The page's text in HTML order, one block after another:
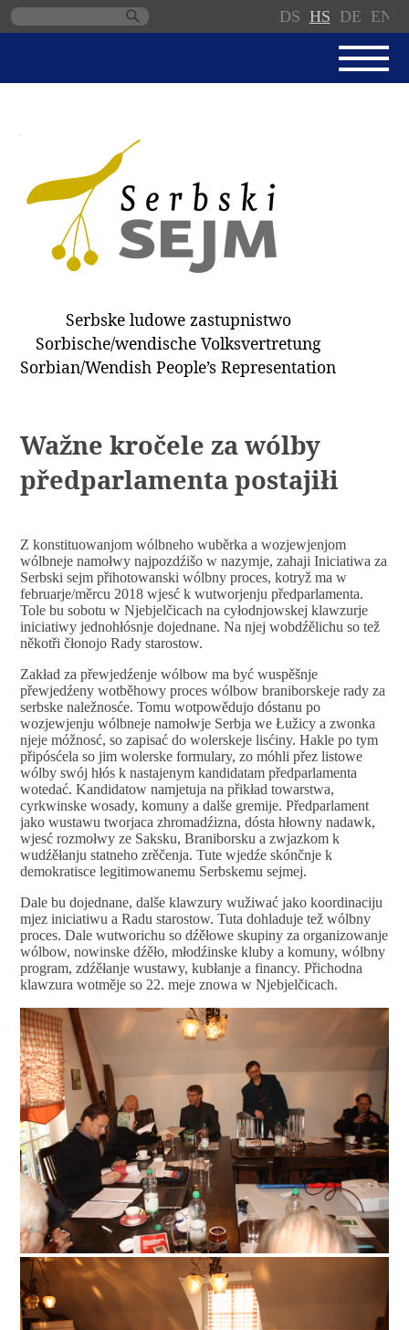
DS HS DE EN
SERBSKI SEJM
JEDNANSKI PORJAD
PROTOKOLE / WOBZAMKNJENJA
DARY
ZAPÓSŁANCY
WUBĚRKI
Serbske ludowe zastupnistwo
Sorbische/wendische Volksvertretung
Sorbian/Wendish People’s Representation
Wažne kročele za wólby
předparlamenta postajiłi
Z konstituowanjom wólbneho wuběrka a wozjewjenjom
wólbneje namołwy najpozdźišo w nazymje, zahaji Iniciatiwa za
Serbski sejm přihotowanski wólbny proces, kotryž ma w
februarje/měrcu 2018 wjesć k wutworjenju předparlamenta.
Tole bu sobotu w Njebjelčicach na cyłodnjowskej klawzurje
iniciatiwy jednohłósnje dojednane. Na njej wobdźělichu so tež
někotři čłonojo Rady starostow.
Zakład za přewjedźenje wólbow ma być wuspěšnje
přewjedźeny wotběhowy proces wólbow braniborskeje rady za
serbske naležnosće. Tomu wotpowědujo dóstanu po
wozjewjenju wólbneje namołwje Serbja we Łužicy a zwonka
njeje móžnosć, so zapisać do wolerskeje lisćiny. Hakle po tym
připósćela so jim wolerske formulary, zo móhli přez listowe
wólby swój hłós k nastajenym kandidatam předparlamenta
wotedać. Kandidatow namjetuja na přikład towarstwa,
cyrkwinske wosady, komuny a dalše gremije. Předparlament
jako wustawu tworjaca zhromadźizna, dósta hłowny nadawk,
wjesć rozmołwy ze Saksku, Braniborsku a zwjazkom k
wudźěłanju statneho zrěčenja. Tute wjedźe skónčnje k
demokratisce legitimowanemu Serbskemu sejmej.
Dale bu dojednane, dalše klawzury wužiwać jako koordinaciju
mjez iniciatiwu a Radu starostow. Tuta dohladuje tež wólbny
proces. Dale wutworichu so dźěłowe skupiny za organizowanje
wólbow, nowinske dźěło, młodźinske kluby a komuny, wólbny
program, zdźěłanje wustawy, kubłanje a financy. Přichodna
klawzura wotměje so 22. meje znowa w Njebjelčicach.